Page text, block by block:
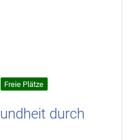
Freie Plätze
durch